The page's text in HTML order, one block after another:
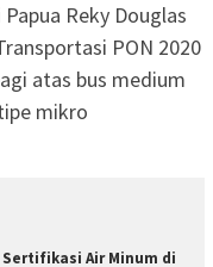
Reky Douglas
PON 2020
atas bus medium
mikro
Sertifikasi Air Minum di